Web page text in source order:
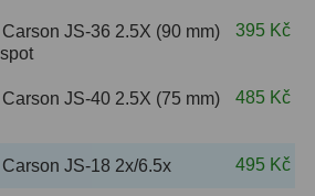
JS-36 2.5X (90 mm)
395 Kč
JS-40 2.5X (75 mm)
485 Kč
JS-18 2x/6.5x 495 Kč